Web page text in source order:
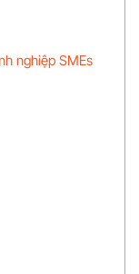
nghiệp SMEs